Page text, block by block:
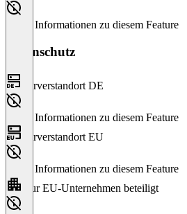
Keine Informationen zu diesem Feature
Datenschutz
Serverstandort DE
Keine Informationen zu diesem Feature
Serverstandort EU
Keine Informationen zu diesem Feature
Nur EU-Unternehmen beteiligt